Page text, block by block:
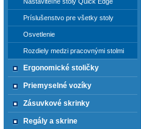
Príslušenstvo pre všetky stoly
Osvetlenie
Rozdiely medzi pracovnými stolmi
Ergonomické stoličky
Priemyselné vozíky
Zásuvkové skrinky
Regály a skrine